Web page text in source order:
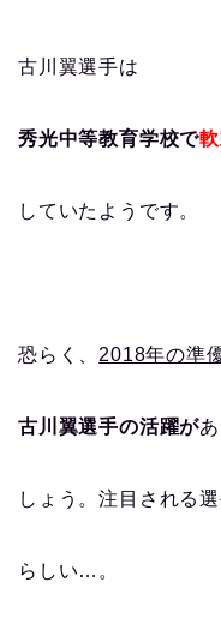
古川翼選手は
秀光中等教育学校で
していたようです。
恐らく、 2018年の準
古川翼選手の活躍が
しょう。注目される
らしい…。